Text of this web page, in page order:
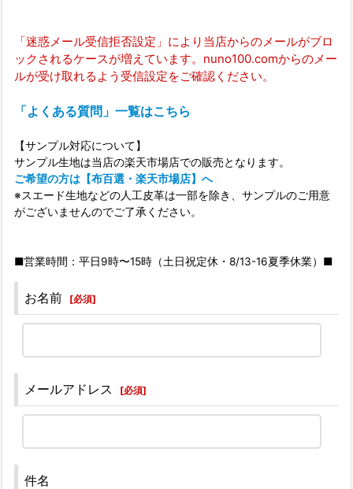
「迷惑メール受信拒否設定」により当店からのメールがブロ
ックされるケースが増えています。nuno100.comからのメー
ルが受け取れるよう受信設定をご確認ください。
「よくある質問」一覧はこちら
【サンプル対応について】
サンプル生地は当店の楽天市場店での販売となります。
ご希望の方は【布百選・楽天市場店】へ
※スエード生地などの人工皮革は一部を除き、サンプルのご用意
がございませんのでご了承ください。
■営業時間：平日9時〜15時（土日祝定休・8/13-16夏季休業）■
お名前 [必須]
メールアドレス [必須]
件名